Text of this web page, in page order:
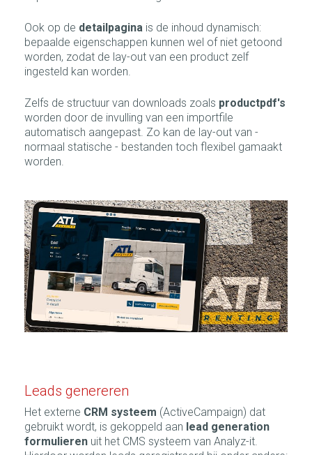
Ook op de detailpagina is de inhoud dynamisch:
bepaalde eigenschappen kunnen wel of niet getoond
worden, zodat de lay-out van een product zelf
ingesteld kan worden.
Zelfs de structuur van downloads zoals productpdf's
worden door de invulling van een importfile
automatisch aangepast. Zo kan de lay-out van -
normaal statische - bestanden toch flexibel gamaakt
worden.
Leads genereren
Het externe CRM systeem (ActiveCampaign) dat
gebruikt wordt, is gekoppeld aan lead generation
formulieren uit het CMS systeem van Analyz-it.